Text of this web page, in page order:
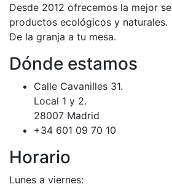
Desde 2012 ofrecemos la mejor
productos ecológicos y naturales.
De la granja a tu mesa.
Dónde estamos
Calle Cavanilles 31.
Local 1 y 2.
28007 Madrid
+34 601 09 70 10
Horario
Lunes a viernes: